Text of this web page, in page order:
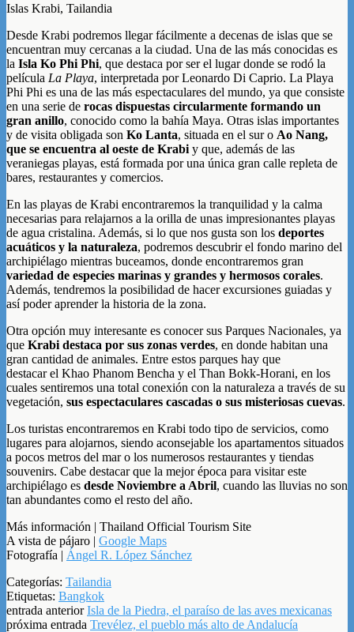
Islas Krabi, Tailandia
Desde Krabi podremos llegar fácilmente a decenas de islas que se
encuentran muy cercanas a la ciudad. Una de las más conocidas es
la Isla Ko Phi Phi, que destaca por ser el lugar donde se rodó la
película La Playa, interpretada por Leonardo Di Caprio. La Playa
Phi Phi es una de las más espectaculares del mundo, ya que consiste
en una serie de rocas dispuestas circularmente formando un
gran anillo, conocido como la bahía Maya. Otras islas importantes
y de visita obligada son Ko Lanta, situada en el sur o Ao Nang,
que se encuentra al oeste de Krabi y que, además de las
veraniegas playas, está formada por una única gran calle repleta de
bares, restaurantes y comercios.
En las playas de Krabi encontraremos la tranquilidad y la calma
necesarias para relajarnos a la orilla de unas impresionantes playas
de agua cristalina. Además, si lo que nos gusta son los deportes
acuáticos y la naturaleza, podremos descubrir el fondo marino del
archipiélago mientras buceamos, donde encontraremos gran
variedad de especies marinas y grandes y hermosos corales.
Además, tendremos la posibilidad de hacer excursiones guiadas y
así poder aprender la historia de la zona.
Otra opción muy interesante es conocer sus Parques Nacionales, ya
que Krabi destaca por sus zonas verdes, en donde habitan una
gran cantidad de animales. Entre estos parques hay que
destacar el Khao Phanom Bencha y el Than Bokk-Horani, en los
cuales sentiremos una total conexión con la naturaleza a través de su
vegetación, sus espectaculares cascadas o sus misteriosas cuevas.
Los turistas encontraremos en Krabi todo tipo de servicios, como
lugares para alojarnos, siendo aconsejable los apartamentos situados
a pocos metros del mar o los numerosos restaurantes y tiendas
souvenirs. Cabe destacar que la mejor época para visitar este
archipiélago es desde Noviembre a Abril, cuando las lluvias no son
tan abundantes como el resto del año.
Más información | Thailand Official Tourism Site
A vista de pájaro | Google Maps
Fotografía | Ángel R. López Sánchez
Categorías: Tailandia
Etiquetas: Bangkok
entrada anteriorIsla de la Piedra, el paraíso de las aves mexicanas
próxima entrada Trevélez, el pueblo más alto de Andalucía